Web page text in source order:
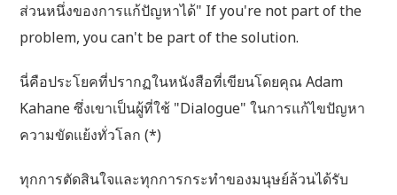
ส่วนหนึ่งของการแก้ปัญหาได้" If you're not part of the
problem, you can't be part of the solution.
นี่คือประโยคที่ปรากฏในหนังสือที่เขียนโดยคุณ Adam
Kahane ซึ่งเขาเป็นผู้ที่ใช้ "Dialogue" ในการแก้ไขปัญหา
ความขัดแย้งทั่วโลก (*)
ทุกการตัดสินใจและทุกการกระทำของมนุษย์ล้วนได้รับ